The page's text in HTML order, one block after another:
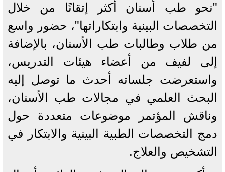
"نحو طب أسنان أكثر إتقانًا من خلال
التخصصات البينية وابتكاراتها"، حضور واسع
من طلاب وطالبات طب الأسنان، بالإضافة
إلى لفيف من أعضاء هيئات التدريس،
واستعرضت جلساته أحدث ما توصل إليه
البحث العلمي في مجالات طب الأسنان،
وناقش المؤتمر موضوعات متعددة حول
دمج التخصصات الطبية البينية والابتكار في
التشخيص والعلاج.